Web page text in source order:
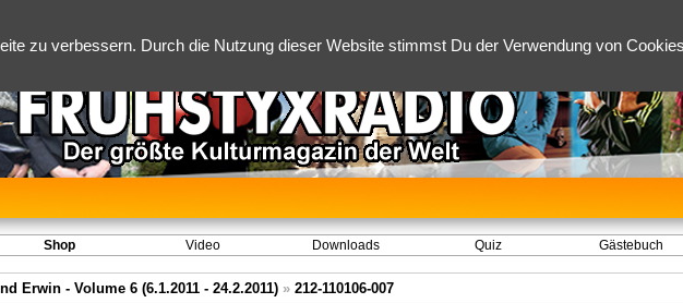
zu verbessern. Durch die Nutzung dieser Website stimmst Du der Verwendung von
Shop Video Downloads Quiz Gästebuch
Erwin - Volume 6 (6.1.2011 - 24.2.2011) » 212-110106-007